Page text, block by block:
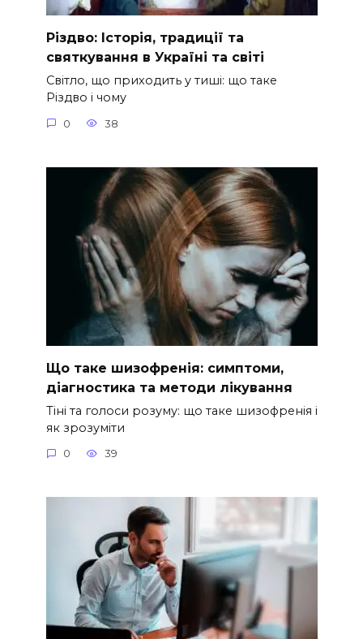
Різдво: Історія, традиції та
святкування в Україні та світі
Світло, що приходить у тиші: що таке
Різдво і чому
0 38
Що таке шизофренія: симптоми,
діагностика та методи лікування
Тіні та голоси розуму: що таке шизофренія і
як зрозуміти
0 39